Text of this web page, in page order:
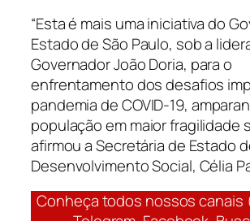
“Esta é mais uma iniciativa do
Estado de São Paulo, sob a
Governador João Doria, para o
enfrentamento dos desafios
pandemia de COVID-19,
população em maior fragilidade
afirmou a Secretária de Estado
Desenvolvimento Social, Célia
Conheça todos nossos canais